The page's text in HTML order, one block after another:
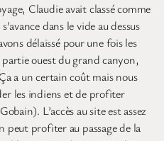
Claudie avait classé comme
dans le vide au dessus
délaissé pour une fois les
ouest du grand canyon,
a un certain coût mais nous
les indiens et de profiter
L’accès au site est assez
peut profiter au passage de la